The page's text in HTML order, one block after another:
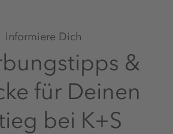
Informiere Dich
&
für Deinen
bei K+S